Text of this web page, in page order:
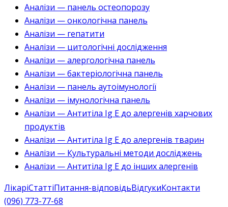
Аналізи — панель остеопорозу
Аналізи — онкологічна панель
Аналізи — гепатити
Аналізи — цитологічні дослідження
Аналізи — алергологічна панель
Аналізи — бактеріологічна панель
Аналізи — панель аутоімунології
Аналізи — імунологічна панель
Аналізи — Антитіла Ig E до алергенів харчових
продуктів
Аналізи — Антитіла Ig E до алергенів тварин
Аналізи — Культуральні методи досліджень
Аналізи — Антитіла Ig E до інших алергенів
ЛікаріСтаттіПитання-відповідьВідгукиКонтакти
(096) 773-77-68